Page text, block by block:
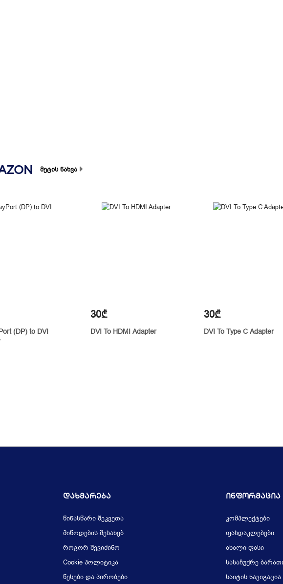
მეტის ნახვა
(DP) to DVI
30₾
DVI To HDMI Adapter
30₾
DVI To Type C Adapter
Დახმარება
წინასწარი შეკვეთა
მიწოდების შესახებ
როგორ შევიძინო
Cookie პოლიტიკა
წესები და პირობები
Ინფორმაცია
კომპლექტები
ფასდაკლებები
ახალი ფასი
სასაჩუქრე
საიტის ნავიგაცია